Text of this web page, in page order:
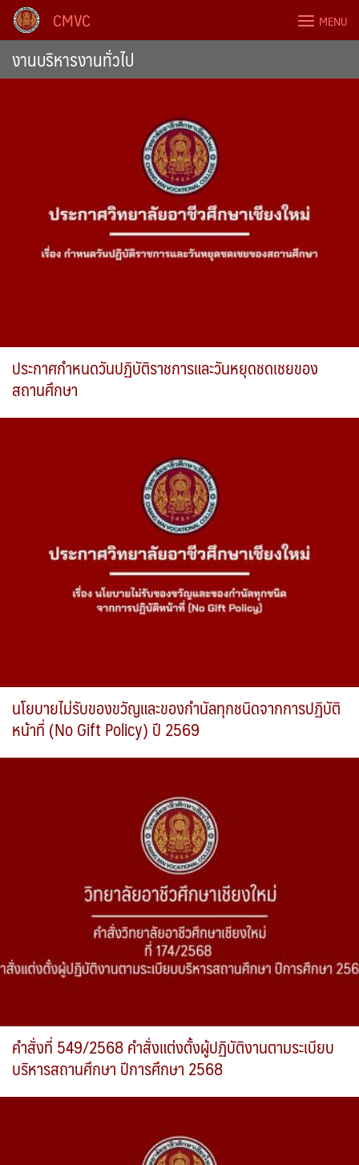
Skip
CMVC MENU
งานบริหารงานทั่วไป
ประกาศกำหนดวันปฏิบัติราชการและวันหยุดชดเชยของ
สถานศึกษา
นโยบายไม่รับของขวัญและของกำนัลทุกชนิดจากการปฏิบัติ
หน้าที่ (No Gift Policy) ปี 2569
คำสั่งที่ 549/2568 คำสั่งแต่งตั้งผู้ปฏิบัติงานตามระเบียบ
บริหารสถานศึกษา ปีการศึกษา 2568